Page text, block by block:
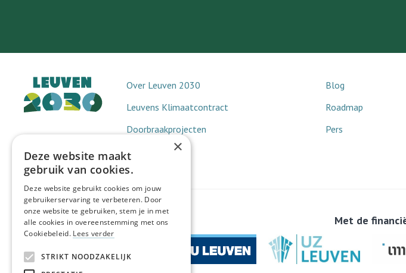
Over Leuven 2030
Leuvens Klimaatcontract
Doorbraakprojecten
Netwerk 2030
Blog
Roadmap
Pers
Met de
×
Deze website maakt
gebruik van cookies.
Deze website gebruikt cookies om jouw
gebruikerservaring te verbeteren. Door
onze website te gebruiken, stem je in met
alle cookies in overeenstemming met ons
Cookiebeleid. Lees verder
STRIKT NOODZAKELIJK